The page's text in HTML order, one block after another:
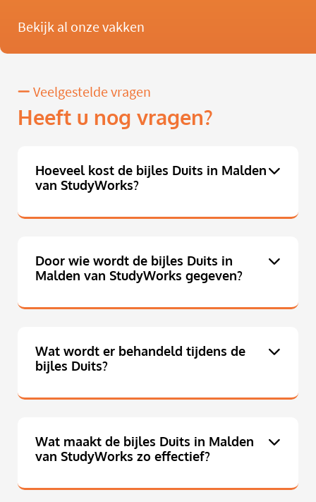
Bekijk al onze vakken
Veelgestelde vragen
Heeft u nog vragen?
Hoeveel kost de bijles Duits in Malden
van StudyWorks?
Door wie wordt de bijles Duits in
Malden van StudyWorks gegeven?
Wat wordt er behandeld tijdens de
bijles Duits?
Wat maakt de bijles Duits in Malden
van StudyWorks zo effectief?